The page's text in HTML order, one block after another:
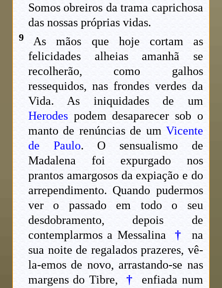
Somos obreiros da trama caprichosa
das nossas próprias vidas.
9 As mãos que hoje cortam as
felicidades alheias amanhã se
recolherão, como galhos
ressequidos, nas frondes verdes da
Vida. As iniquidades de um
Herodes podem desaparecer sob o
manto de renúncias de um Vicente
de Paulo. O sensualismo de
Madalena foi expurgado nos
prantos amargosos da expiação e do
arrependimento. Quando pudermos
ver o passado em todo o seu
desdobramento, depois de
contemplarmos a Messalina
†
na
sua noite de regalados prazeres, vê-
la-emos de novo, arrastando-se nas
margens do Tibre,
†
enfiada num